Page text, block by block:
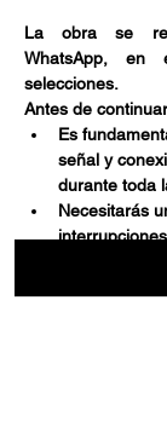
La obra se
WhatsApp,
selecciones.
Antes de
Es
señal y
durante toda
Necesitarás
escuchar y